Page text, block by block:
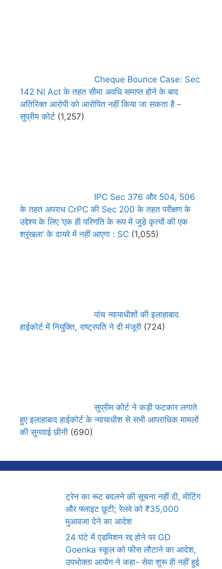
Cheque Bounce Case: Sec
142 NI Act के तहत सीमा अवधि समाप्त होने के बाद
अतिरिक्त आरोपी को आरोपित नहीं किया जा सकता है –
सुप्रीम कोर्ट (1,257)
IPC Sec 376 और 504, 506
के तहत अपराध CrPC की Sec 200 के तहत परीक्षण के
उद्देश्य के लिए ‘एक ही परिणति के रूप में जुड़े कृत्यों की एक
श्रृंखला’ के दायरे में नहीं आएगा : SC (1,055)
पांच न्यायाधीशों की इलाहाबाद
हाईकोर्ट में नियुक्ति, राष्ट्रपति ने दी मंजूरी (724)
सुप्रीम कोर्ट ने कड़ी फटकार लगाते
हुए इलाहाबाद हाईकोर्ट के न्यायाधीश से सभी आपराधिक मामलों
की सुनवाई छीनी (690)
ट्रेन का रूट बदलने की सूचना नहीं दी, मीटिंग
और फ्लाइट छूटी; रेलवे को ₹35,000
मुआवजा देने का आदेश
24 घंटे में एडमिशन रद्द होने पर GD
Goenka स्कूल को फीस लौटाने का आदेश,
उपभोक्ता आयोग ने कहा- सेवा शुरू ही नहीं हुई